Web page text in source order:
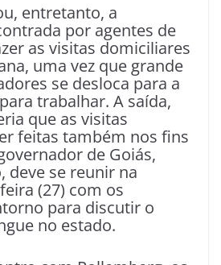
entretanto, a
por agentes de
as visitas domiciliares
uma vez que grande
se desloca para a
trabalhar. A saída,
que as visitas
feitas também nos fins
de Goiás,
deve se reunir na
(27) com os
para discutir o
no estado.